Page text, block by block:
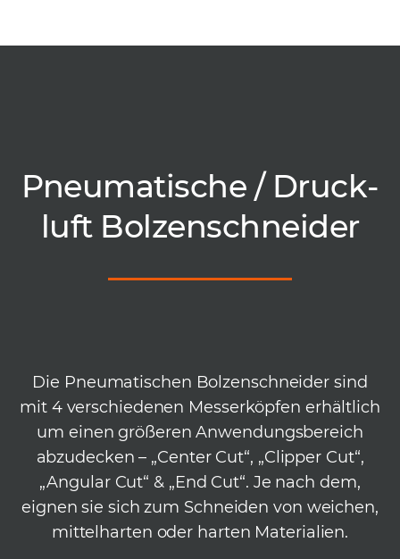
Pneu­matische / Druck­
luft Bolzen­schnei­der
Die Pneumatischen Bolzenschneider sind
mit 4 verschiedenen Messerköpfen erhältlich
um einen größeren Anwendungsbereich
abzudecken – „Center Cut“, „Clipper Cut“,
„Angular Cut“ & „End Cut“. Je nach dem,
eignen sie sich zum Schneiden von weichen,
mittelharten oder harten Materialien.